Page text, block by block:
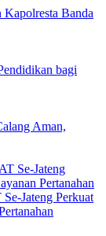
Kapolresta Banda
bagi
Aman,
Jateng Perkuat